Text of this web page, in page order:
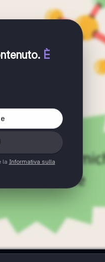
. È
la Informativa sulla